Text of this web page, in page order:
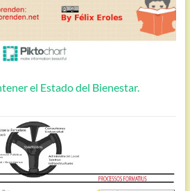
el Estado del Bienestar.